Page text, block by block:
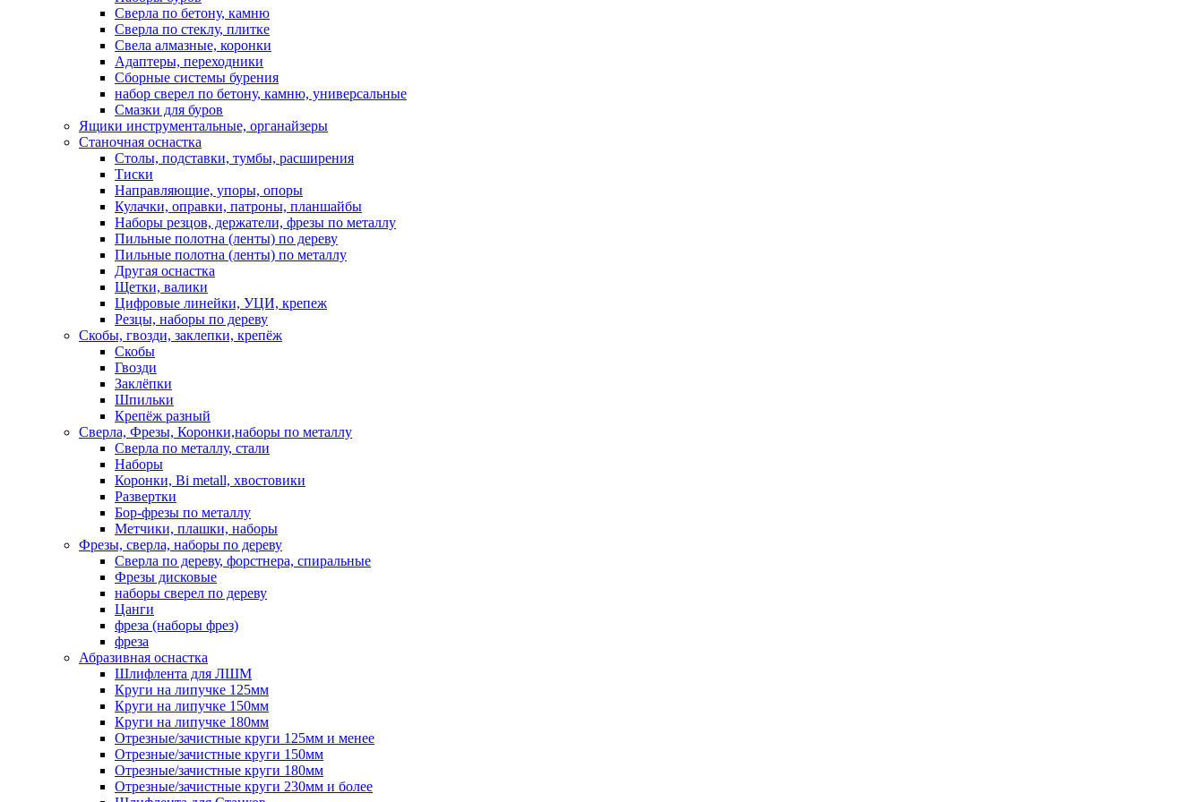
Сверла по бетону, камню
Сверла по стеклу, плитке
Свела алмазные, коронки
Адаптеры, переходники
Сборные системы бурения
набор сверел по бетону, камню, универсальные
Смазки для буров
Ящики инструментальные, органайзеры
Станочная оснастка
Столы, подставки, тумбы, расширения
Тиски
Направляющие, упоры, опоры
Кулачки, оправки, патроны, планшайбы
Наборы резцов, держатели, фрезы по металлу
Пильные полотна (ленты) по дереву
Пильные полотна (ленты) по металлу
Другая оснастка
Щетки, валики
Цифровые линейки, УЦИ, крепеж
Резцы, наборы по дереву
Скобы, гвозди, заклепки, крепёж
Скобы
Гвозди
Заклёпки
Шпильки
Крепёж разный
Сверла, Фрезы, Коронки,наборы по металлу
Сверла по металлу, стали
Наборы
Коронки, Bi metall, хвостовики
Развертки
Бор-фрезы по металлу
Метчики, плашки, наборы
Фрезы, сверла, наборы по дереву
Сверла по дереву, форстнера, спиральные
Фрезы дисковые
наборы сверел по дереву
Цанги
фреза (наборы фрез)
фреза
Абразивная оснастка
Шлифлента для ЛШМ
Круги на липучке 125мм
Круги на липучке 150мм
Круги на липучке 180мм
Отрезные/зачистные круги 125мм и менее
Отрезные/зачистные круги 150мм
Отрезные/зачистные круги 180мм
Отрезные/зачистные круги 230мм и более